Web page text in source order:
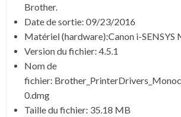
Brother.
Date de sortie: 09/23/2016
Matériel (hardware):Canon i-SENSYS
Version du fichier: 4.5.1
Nom de
fichier:
0.dmg
Taille du fichier: 35.18 MB